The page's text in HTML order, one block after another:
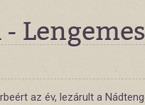
az év, lezárult a